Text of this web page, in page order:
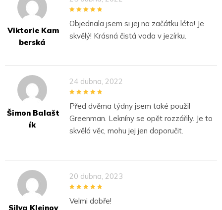
Viktorie Kam
Berská
Objednala jsem si jej na začátku léta! Je
skvělý! Krásná čistá voda v jezírku.
Šimon Balašt
Ík
24 dubna, 2022
Před dvěma týdny jsem také použil
Greenman. Lekníny se opět rozzářily. Je to
skvělá věc, mohu jej jen doporučit.
Silva Kleinov
20 dubna, 2023
Velmi dobře!